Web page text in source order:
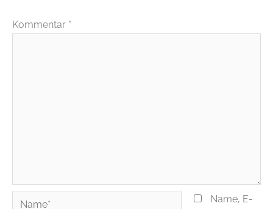
Kommentar *
Name*
Name, E-